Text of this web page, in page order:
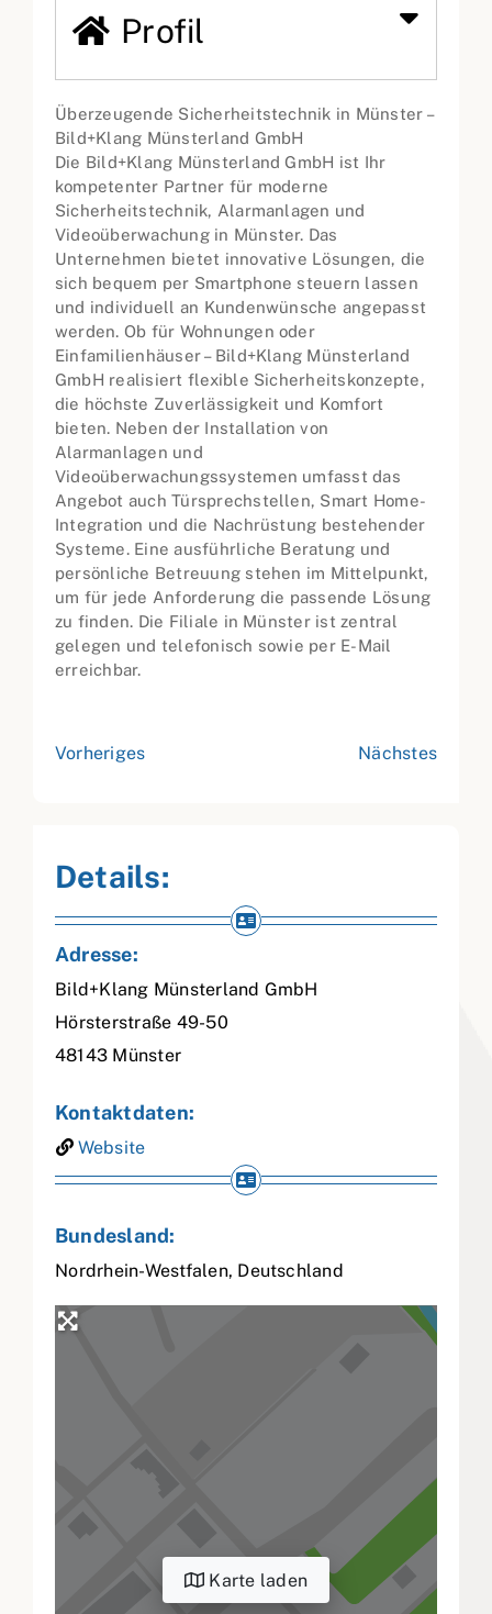
Profil
Überzeugende Sicherheitstechnik in Münster –
Bild+Klang Münsterland GmbH
Die Bild+Klang Münsterland GmbH ist Ihr
kompetenter Partner für moderne
Sicherheitstechnik, Alarmanlagen und
Videoüberwachung in Münster. Das
Unternehmen bietet innovative Lösungen, die
sich bequem per Smartphone steuern lassen
und individuell an Kundenwünsche angepasst
werden. Ob für Wohnungen oder
Einfamilienhäuser – Bild+Klang Münsterland
GmbH realisiert flexible Sicherheitskonzepte,
die höchste Zuverlässigkeit und Komfort
bieten. Neben der Installation von
Alarmanlagen und
Videoüberwachungssystemen umfasst das
Angebot auch Türsprechstellen, Smart Home-
Integration und die Nachrüstung bestehender
Systeme. Eine ausführliche Beratung und
persönliche Betreuung stehen im Mittelpunkt,
um für jede Anforderung die passende Lösung
zu finden. Die Filiale in Münster ist zentral
gelegen und telefonisch sowie per E-Mail
erreichbar.
Vorheriges Nächstes
Details:
Adresse:
Bild+Klang Münsterland GmbH
Hörsterstraße 49-50
48143 Münster
Kontaktdaten:
Website
Bundesland:
Nordrhein-Westfalen, Deutschland
Karte laden